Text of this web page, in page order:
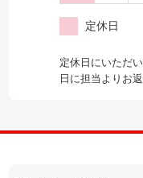
定休日
定休日にいただ
日に担当よりお